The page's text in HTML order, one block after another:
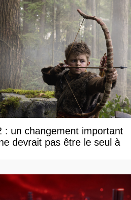
: un changement important
devrait pas être le seul à